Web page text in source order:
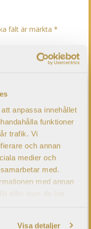
anpassa innehållet
funktioner
trafik. Vi
och annan
medier och
med.
med annan
eller som de har
Visa detaljer
fält är märkta *